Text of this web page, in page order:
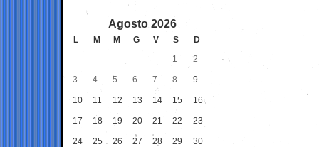
Agosto 2026
L M M G V S
D
1
2
3 4 5 6 7 8 9
10 11 12 13 14 15 16
17 18 19 20 21 22 23
24 25 26 27 28 29 30